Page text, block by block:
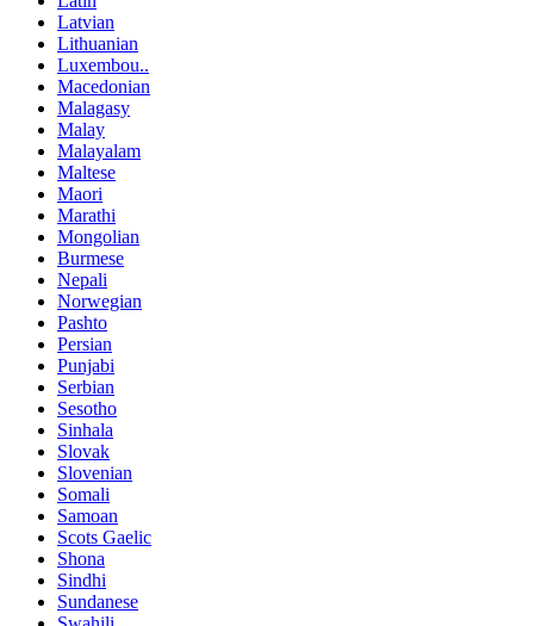
Latvian
Lithuanian
Luxembou..
Macedonian
Malagasy
Malay
Malayalam
Maltese
Maori
Marathi
Mongolian
Burmese
Nepali
Norwegian
Pashto
Persian
Punjabi
Serbian
Sesotho
Sinhala
Slovak
Slovenian
Somali
Samoan
Scots Gaelic
Shona
Sindhi
Sundanese